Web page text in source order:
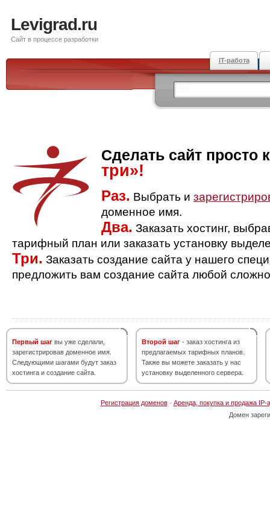
Levigrad.ru
Сайт в процессе разработки
IT-работа
Сделать сайт просто
три»!
Раз. Выбрать и
доменное имя.
Два. Заказать хостинг,
тарифный план или заказать установку
Три. Заказать создание сайта у нашего
предложить вам создание сайта любой
Первый шаг вы уже сделали,
зарегистрировав доменное имя.
Следующими шагами будут заказ
хостинга и создание сайта.
Второй шаг - заказ хостинга из
предлагаемых тарифных планов.
Также вы можете заказать у нас
установку выделенного сервера.
Регистрация доменов· Аренда, покупка и продажа IP-
Домен